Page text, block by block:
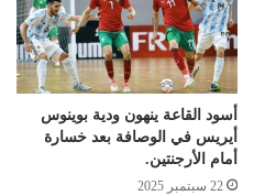
أسود القاعة ينهون ودية بوينوس
أيريس في الوصافة بعد خسارة
أمام الأرجنتين.
22 سبتمبر 2025